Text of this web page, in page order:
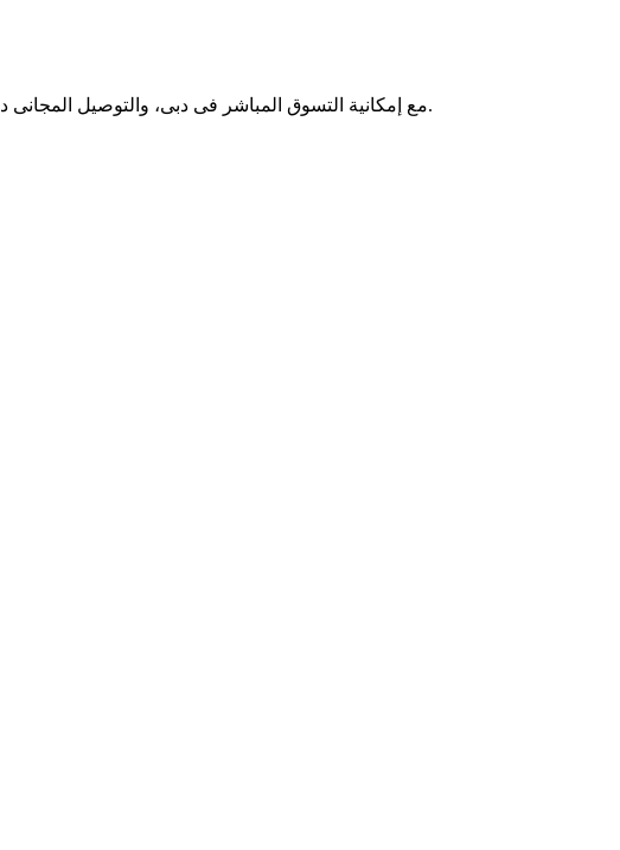
مع إمکانیة التسوق المباشر فی دبی، والتوصیل المجانی داخل الإمارات العربیة المتحدة، وخدمة الشحن الدولی إلى أکثر من 130 دولة حول العالم، نوفر لکم تجربة تسوق آمنة وبدون حدود.